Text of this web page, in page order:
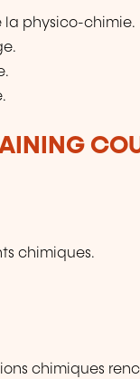
la physico-chimie.
chimiques.
chimiques